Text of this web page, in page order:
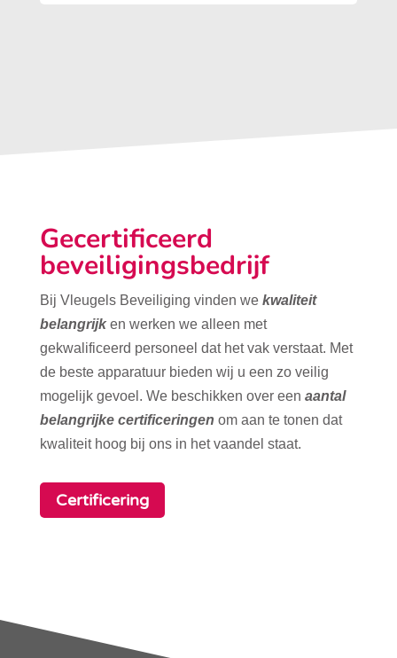
Gecertificeerd
beveiligingsbedrijf
Bij Vleugels Beveiliging vinden we kwaliteit
belangrijk en werken we alleen met
gekwalificeerd personeel dat het vak verstaat. Met
de beste apparatuur bieden wij u een zo veilig
mogelijk gevoel. We beschikken over een aantal
belangrijke certificeringen om aan te tonen dat
kwaliteit hoog bij ons in het vaandel staat.
Certificering